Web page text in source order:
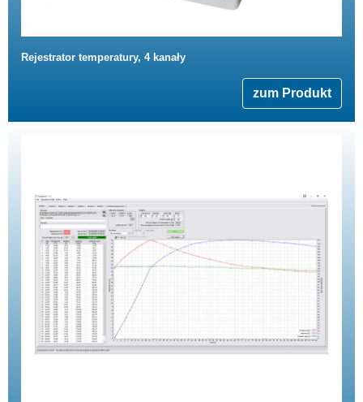
Rejestrator temperatury, 4 kanały
zum Produkt